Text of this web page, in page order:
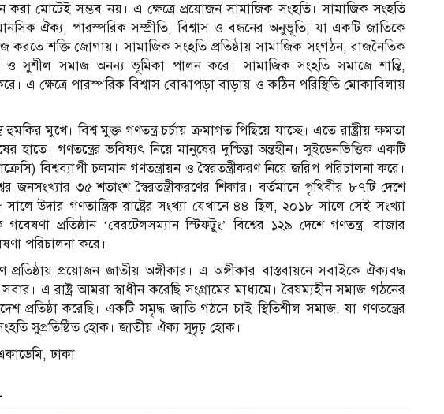
করা মোটেই সম্ভব নয়। এ ক্ষেত্রে প্রয়োজন সামাজিক সংহতি। সামাজিক সংহতি
ঐক্য, পারস্পরিক সম্প্রীতি, বিশ্বাস ও বন্ধনের অনুভূতি, যা একটি জাতিকে
করতে শক্তি জোগায়। সামাজিক সংহতি প্রতিষ্ঠায় সামাজিক সংগঠন, রাজনৈতিক
ও সুশীল সমাজ অনন্য ভূমিকা পালন করে। সামাজিক সংহতি সমাজে শান্তি,
এ ক্ষেত্রে পারস্পরিক বিশ্বাস বোঝাপড়া বাড়ায় ও কঠিন পরিস্থিতি মোকাবিলায়
মুখে। বিশ্ব মুক্ত গণতন্ত্র চর্চায় ক্রমাগত পিছিয়ে যাচ্ছে। এতে রাষ্ট্রীয় ক্ষমতা
হাতে। গণতন্ত্রের ভবিষ্যৎ নিয়ে মানুষের দুশ্চিন্তা অন্তহীন। সুইডেনভিত্তিক একটি
বিশ্বব্যাপী চলমান গণতন্ত্রায়ন ও স্বৈরতন্ত্রীকরণ নিয়ে জরিপ পরিচালনা করে।
জনসংখ্যার ৩৫ শতাংশ স্বৈরতন্ত্রীকরণের শিকার। বর্তমানে পৃথিবীর ৮৭টি দেশে
সালে উদার গণতান্ত্রিক রাষ্ট্রের সংখ্যা যেখানে ৪৪ ছিল, ২০১৮ সালে সেই সংখ্যা
প্রতিষ্ঠান ‘বেরটেলসম্যান স্টিফটুং’ বিশ্বের ১২৯ দেশে গণতন্ত্র, বাজার
পরিচালনা করে।
প্রতিষ্ঠায় প্রয়োজন জাতীয় অঙ্গীকার। এ অঙ্গীকার বাস্তবায়নে সবাইকে ঐক্যবদ্ধ
এ রাষ্ট্র আমরা স্বাধীন করেছি সংগ্রামের মাধ্যমে। বৈষম্যহীন সমাজ গঠনের
প্রতিষ্ঠা করেছি। একটি সমৃদ্ধ জাতি গঠনে চাই স্থিতিশীল সমাজ, যা গণতন্ত্রের
সুপ্রতিষ্ঠিত হোক। জাতীয় ঐক্য সুদৃঢ় হোক।
ঢাকা